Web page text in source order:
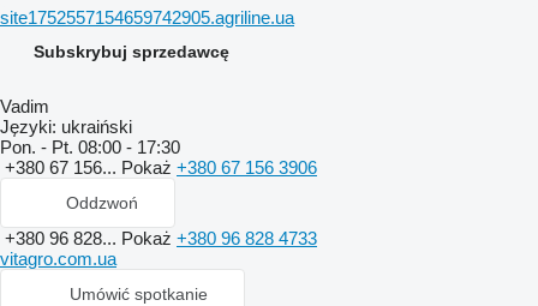
site1752557154659742905.agriline.ua
Subskrybuj sprzedawcę
Vadim
Języki: ukraiński
Pon. - Pt. 08:00 - 17:30
+380 67 156... Pokaż +380 67 156 3906
Oddzwoń
+380 96 828... Pokaż +380 96 828 4733
vitagro.com.ua
Umówić spotkanie